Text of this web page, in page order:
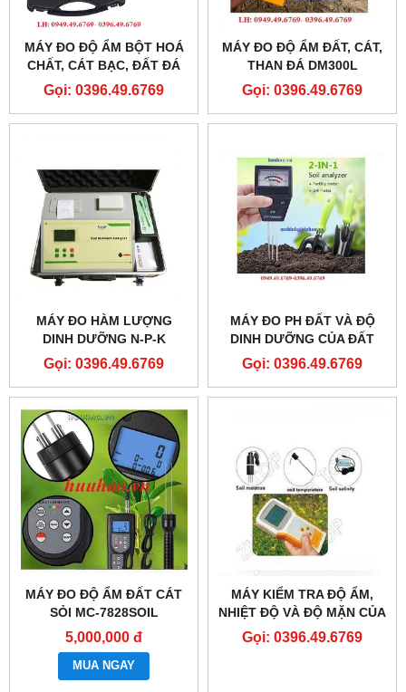
MÁY ĐO ĐỘ ẨM BỘT HOÁ
CHẤT, CÁT BẠC, ĐẤT ĐÁ
DM300C
Gọi: 0396.49.6769
MÁY ĐO ĐỘ ẨM ĐẤT, CÁT,
THAN ĐÁ DM300L
Gọi: 0396.49.6769
MÁY ĐO HÀM LƯỢNG
DINH DƯỠNG N-P-K
TRONG ĐẤT
Gọi: 0396.49.6769
MÁY ĐO PH ĐẤT VÀ ĐỘ
DINH DƯỠNG CỦA ĐẤT
DOCTOR PLANT
Gọi: 0396.49.6769
MÁY ĐO ĐỘ ẨM ĐẤT CÁT
SỎI MC-7828SOIL
5,000,000 đ
MUA NGAY
MÁY KIỂM TRA ĐỘ ẨM,
NHIỆT ĐỘ VÀ ĐỘ MẶN CỦA
ĐẤT MODEL: TZS-ECW
Gọi: 0396.49.6769